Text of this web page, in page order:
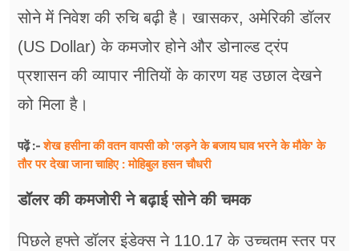
जॉब्स
शिक्षा
अन्य खबरें
सोने में निवेश की रुचि बढ़ी है। खासकर, अमेरिकी डॉलर
(US Dollar) के कमजोर होने और डोनाल्ड ट्रंप
प्रशासन की व्यापार नीतियों के कारण यह उछाल देखने
को मिला है।
पढ़ें :-शेख हसीना की वतन वापसी को 'लड़ने के बजाय घाव भरने के मौके' के
तौर पर देखा जाना चाहिए : मोहिबुल हसन चौधरी
डॉलर की कमजोरी ने बढ़ाई सोने की चमक
पिछले हफ्ते डॉलर इंडेक्स ने 110.17 के उच्चतम स्तर पर